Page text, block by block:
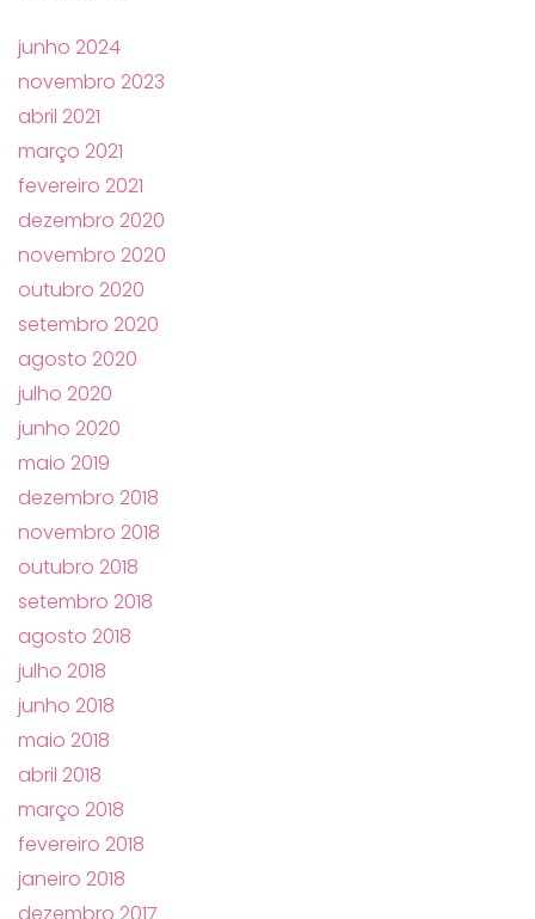
junho 2024
novembro 2023
abril 2021
março 2021
fevereiro 2021
dezembro 2020
novembro 2020
outubro 2020
setembro 2020
agosto 2020
julho 2020
junho 2020
maio 2019
dezembro 2018
novembro 2018
outubro 2018
setembro 2018
agosto 2018
julho 2018
junho 2018
maio 2018
abril 2018
março 2018
fevereiro 2018
janeiro 2018
dezembro 2017